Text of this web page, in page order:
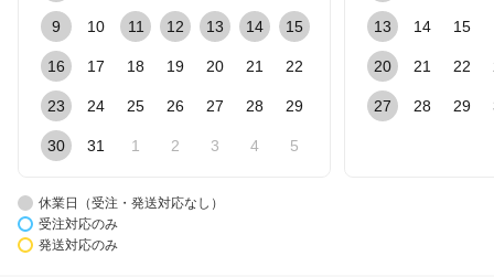
9 10 11 12 13 14 15
16 17 18 19 20 21 22
23 24 25 26 27 28 29
30 31 1 2 3 4 5
13 14 15
20 21 22
27 28 29
休業日（受注・発送対応なし）
受注対応のみ
発送対応のみ